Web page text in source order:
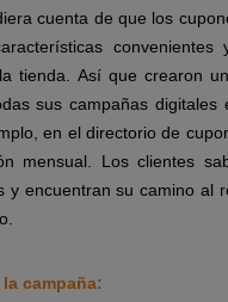
cuenta de que los
convenientes
tienda. Así que crearon
sus campañas digitales
en el directorio de
mensual. Los clientes
y encuentran su camino al
campaña: